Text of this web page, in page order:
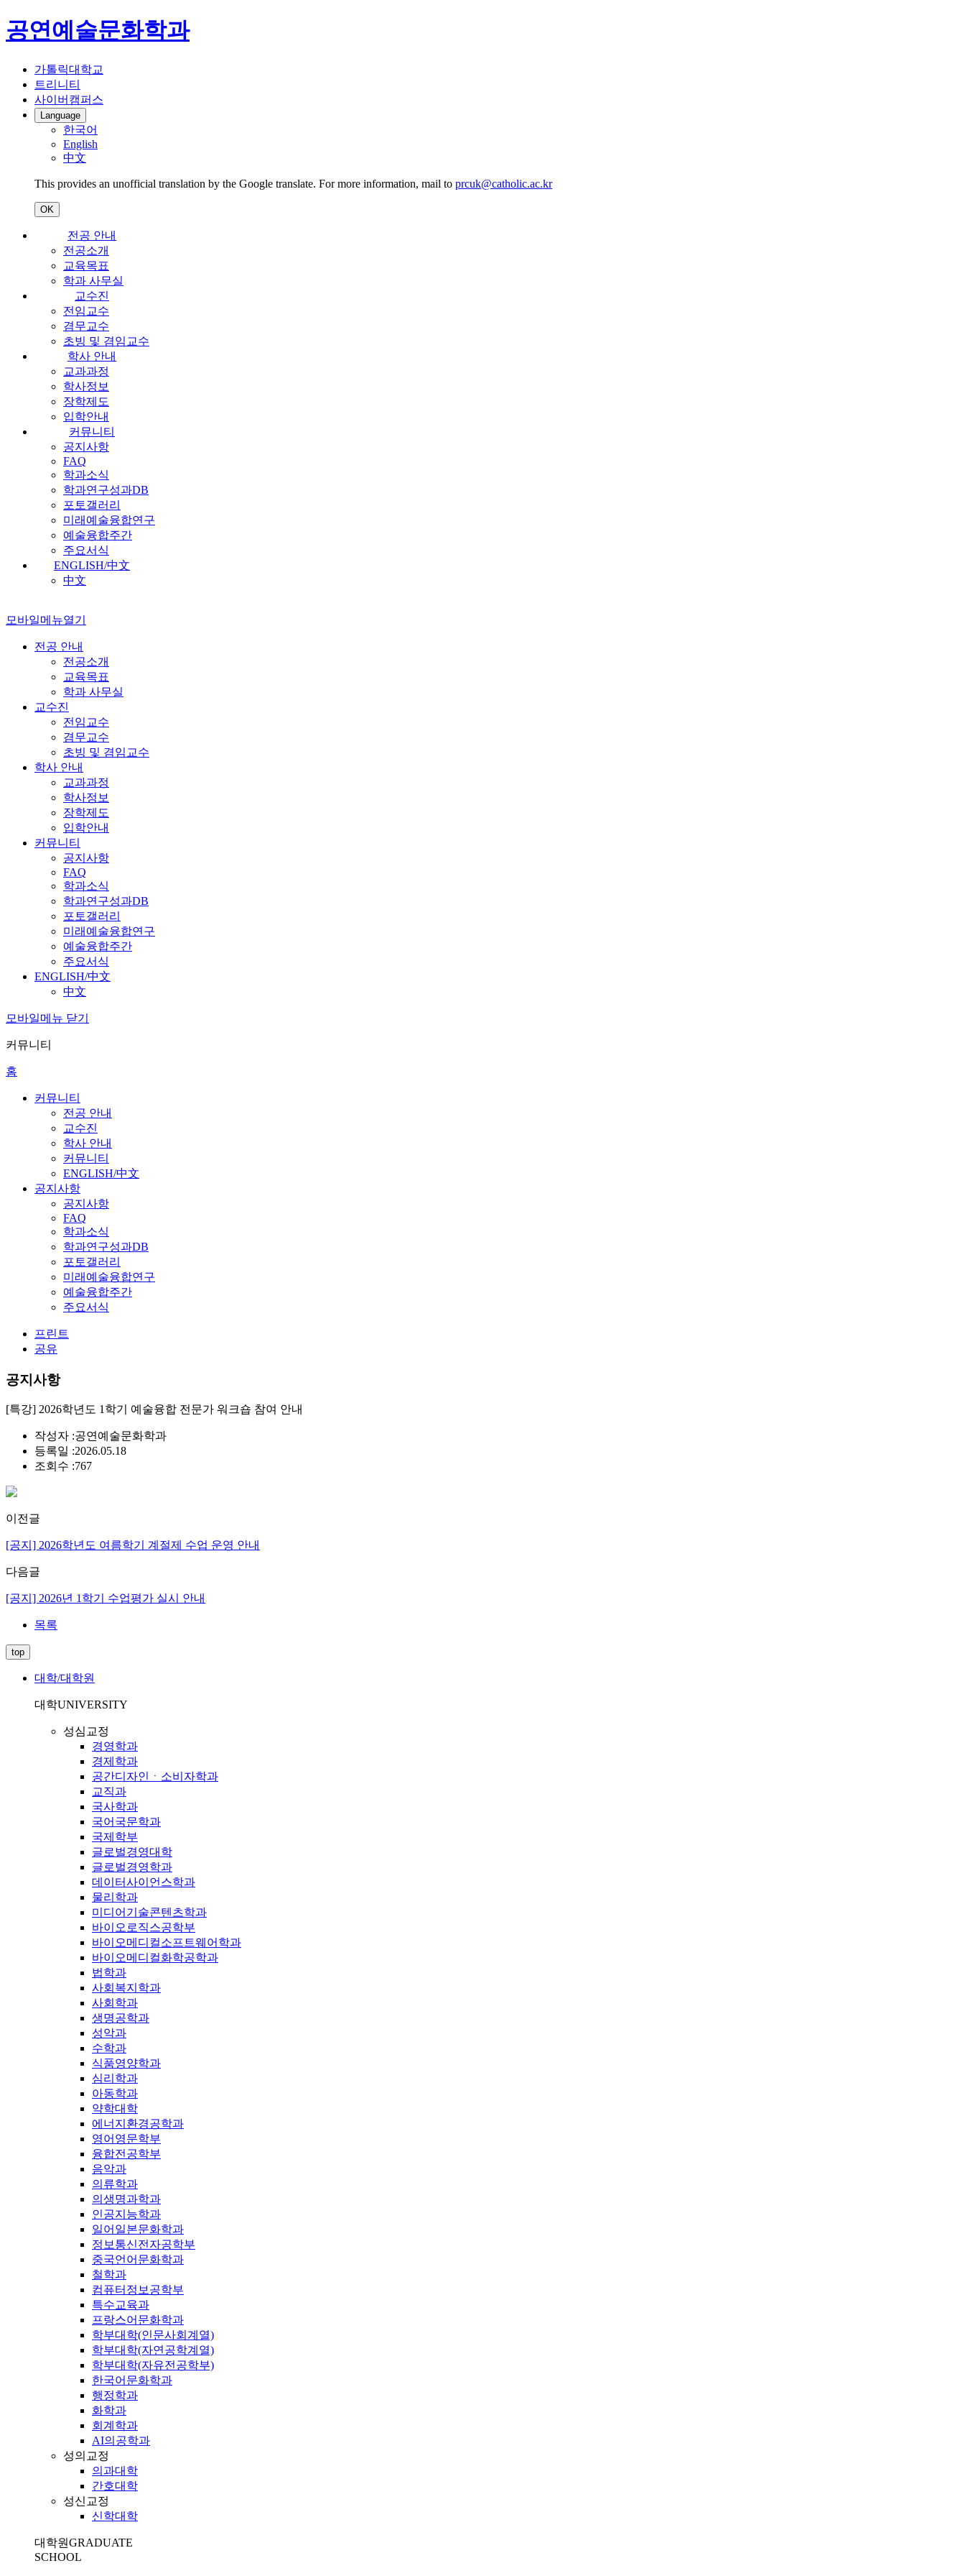
공연예술문화학과
가톨릭대학교
트리니티
사이버캠퍼스
Language
한국어
English
中文
This provides an unofficial translation by the Google translate. For more information, mail to prcuk@catholic.ac.kr
OK
전공 안내
전공소개
교육목표
학과 사무실
교수진
전임교수
겸무교수
초빙 및 겸임교수
학사 안내
교과과정
학사정보
장학제도
입학안내
커뮤니티
공지사항
FAQ
학과소식
학과연구성과DB
포토갤러리
미래예술융합연구
예술융합주간
주요서식
ENGLISH/中文
中文
모바일메뉴열기
전공 안내
전공소개
교육목표
학과 사무실
교수진
전임교수
겸무교수
초빙 및 겸임교수
학사 안내
교과과정
학사정보
장학제도
입학안내
커뮤니티
공지사항
FAQ
학과소식
학과연구성과DB
포토갤러리
미래예술융합연구
예술융합주간
주요서식
ENGLISH/中文
中文
모바일메뉴 닫기
커뮤니티
홈
커뮤니티
전공 안내
교수진
학사 안내
커뮤니티
ENGLISH/中文
공지사항
공지사항
FAQ
학과소식
학과연구성과DB
포토갤러리
미래예술융합연구
예술융합주간
주요서식
프린트
공유
공지사항
[특강] 2026학년도 1학기 예술융합 전문가 워크숍 참여 안내
작성자 :공연예술문화학과
등록일 :2026.05.18
조회수 :767
이전글
[공지] 2026학년도 여름학기 계절제 수업 운영 안내
다음글
[공지] 2026년 1학기 수업평가 실시 안내
목록
top
대학/대학원
대학UNIVERSITY
성심교정
경영학과
경제학과
공간디자인ㆍ소비자학과
교직과
국사학과
국어국문학과
국제학부
글로벌경영대학
글로벌경영학과
데이터사이언스학과
물리학과
미디어기술콘텐츠학과
바이오로직스공학부
바이오메디컬소프트웨어학과
바이오메디컬화학공학과
법학과
사회복지학과
사회학과
생명공학과
성악과
수학과
식품영양학과
심리학과
아동학과
약학대학
에너지환경공학과
영어영문학부
융합전공학부
음악과
의류학과
의생명과학과
인공지능학과
일어일본문화학과
정보통신전자공학부
중국언어문화학과
철학과
컴퓨터정보공학부
특수교육과
프랑스어문화학과
학부대학(인문사회계열)
학부대학(자연공학계열)
학부대학(자유전공학부)
한국어문화학과
행정학과
화학과
회계학과
AI의공학과
성의교정
의과대학
간호대학
성신교정
신학대학
대학원GRADUATE
SCHOOL